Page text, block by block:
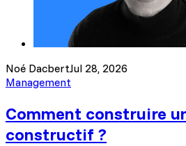
Noé DacbertJul 28, 2026
Management
Comment construire
constructif ?